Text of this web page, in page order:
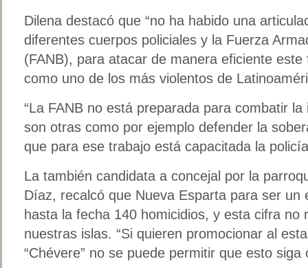
Dilena destacó que “no ha habido una
diferentes cuerpos policiales y la Fuerza
(FANB), para atacar de manera eficiente
como uno de los más violentos de
“La FANB no está preparada para combatir
son otras como por ejemplo defender la
que para ese trabajo está capacitada la
La también candidata a concejal por la
Díaz, recalcó que Nueva Esparta para ser un
hasta la fecha 140 homicidios, y esta cifra no
nuestras islas. “Si quieren promocionar al
“Chévere” no se puede permitir que esto